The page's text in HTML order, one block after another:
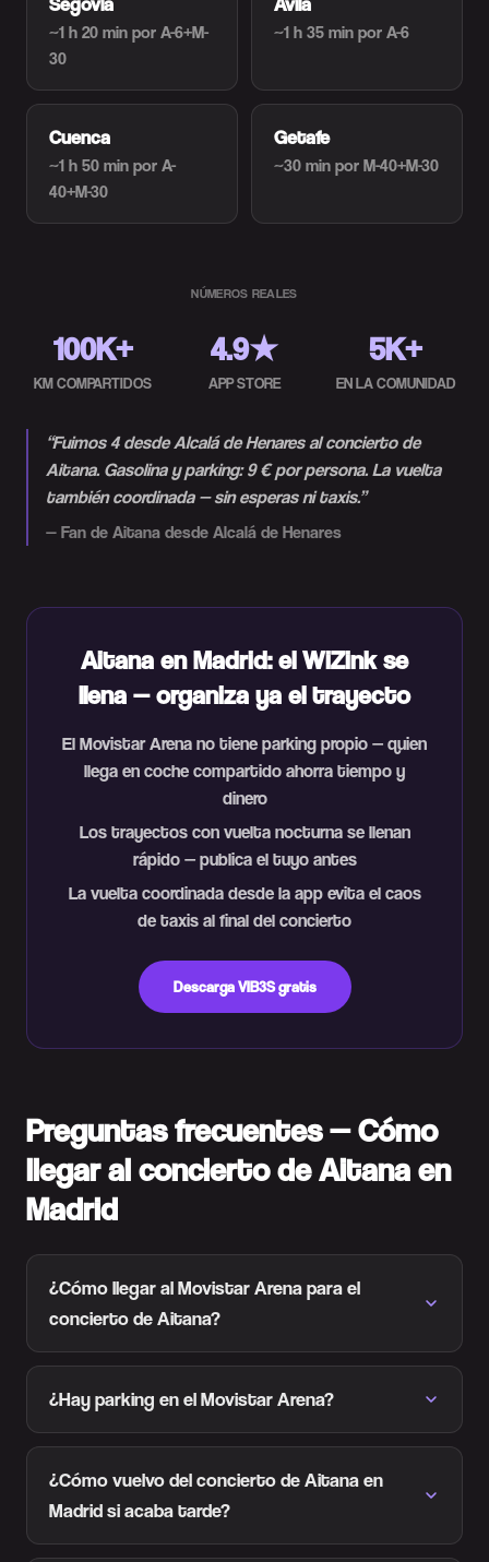
~1 h 20 min por A-6+M-
30
~1 h 35 min por A-6
Cuenca
~1 h 50 min por A-
40+M-30
Getafe
~30 min por M-40+M-30
NÚMEROS REALES
100K+
KM COMPARTIDOS
4.9★
APP STORE
5K+
EN LA COMUNIDAD
“Fuimos 4 desde Alcalá de Henares al concierto de
Aitana. Gasolina y parking: 9 € por persona. La vuelta
también coordinada — sin esperas ni taxis.”
— Fan de Aitana desde Alcalá de Henares
Aitana en Madrid: el WiZink se
llena — organiza ya el trayecto
El Movistar Arena no tiene parking propio — quien
llega en coche compartido ahorra tiempo y
dinero
Los trayectos con vuelta nocturna se llenan
rápido — publica el tuyo antes
La vuelta coordinada desde la app evita el caos
de taxis al final del concierto
Descarga VIB3S gratis
Preguntas frecuentes — Cómo
llegar al concierto de Aitana en
Madrid
¿Cómo llegar al Movistar Arena para el
concierto de Aitana?
¿Hay parking en el Movistar Arena?
¿Cómo vuelvo del concierto de Aitana en
Madrid si acaba tarde?